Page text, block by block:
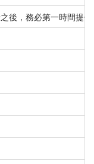
後，務必第一時間提